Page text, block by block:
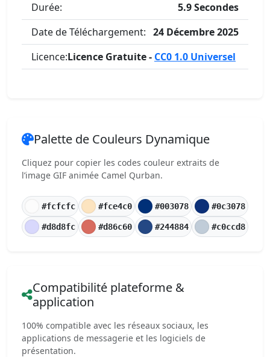
Durée:
5.9 Secondes
Date de Téléchargement: 24 Décembre 2025
Licence:Licence Gratuite - CC0 1.0 Universel
Palette de Couleurs Dynamique
Cliquez pour copier les codes couleur extraits de
l’image GIF animée Camel Qurban.
#fcfcfc #fce4c0 #003078 #0c3078
#d8d8fc #d86c60 #244884 #c0ccd8
Compatibilité plateforme &
application
100% compatible avec les réseaux sociaux, les
applications de messagerie et les logiciels de
présentation.